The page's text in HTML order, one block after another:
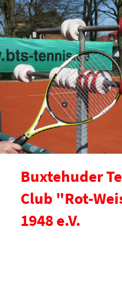
Buxtehuder
Club "Rot-
1948 e.V.